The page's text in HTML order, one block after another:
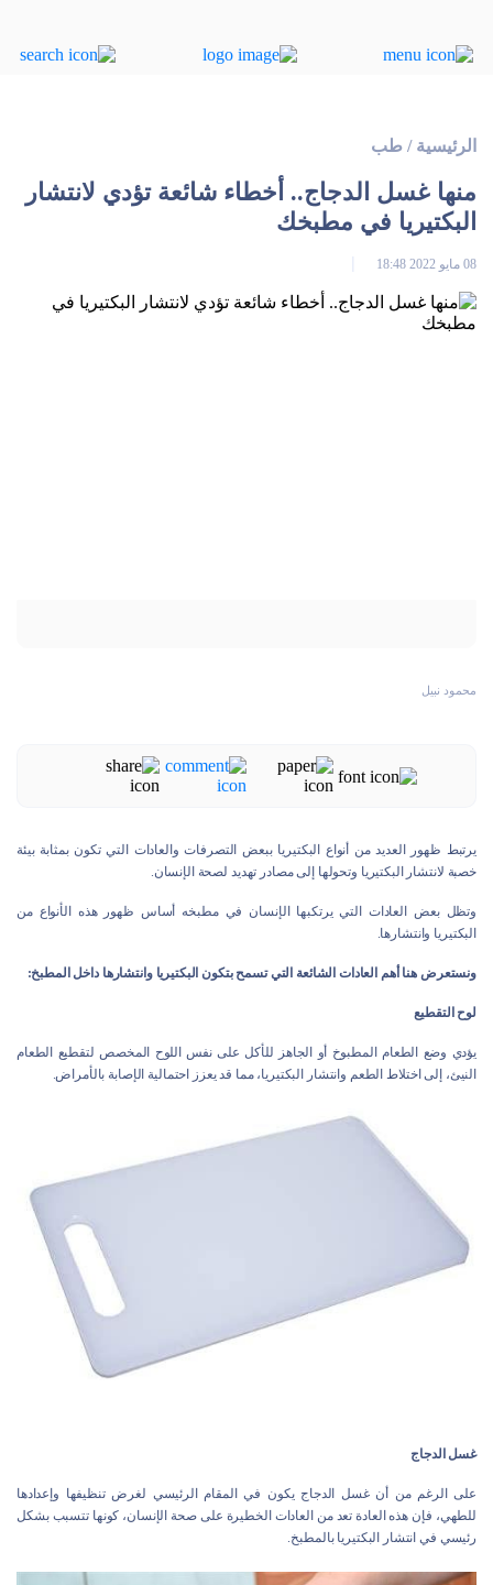
الرئيسية / طب
منها غسل الدجاج.. أخطاء شائعة تؤدي لانتشار
البكتيريا في مطبخك
08 مايو 2022 18:48
محمود نبيل
يرتبط ظهور العديد من أنواع البكتيريا ببعض التصرفات والعادات التي تكون بمثابة بيئة
خصبة لانتشار البكتيريا وتحولها إلى مصادر تهديد لصحة الإنسان.
وتظل بعض العادات التي يرتكبها الإنسان في مطبخه أساس ظهور هذه الأنواع من
البكتيريا وانتشارها.
ونستعرض هنا أهم العادات الشائعة التي تسمح بتكون البكتيريا وانتشارها داخل المطبخ:
لوح التقطيع
يؤدي وضع الطعام المطبوخ أو الجاهز للأكل على نفس اللوح المخصص لتقطيع الطعام
النيئ، إلى اختلاط الطعم وانتشار البكتيريا، مما قد يعزز احتمالية الإصابة بالأمراض.
غسل الدجاج
على الرغم من أن غسل الدجاج يكون في المقام الرئيسي لغرض تنظيفها وإعدادها
للطهي، فإن هذه العادة تعد من العادات الخطيرة على صحة الإنسان، كونها تتسبب بشكل
رئيسي في انتشار البكتيريا بالمطبخ.